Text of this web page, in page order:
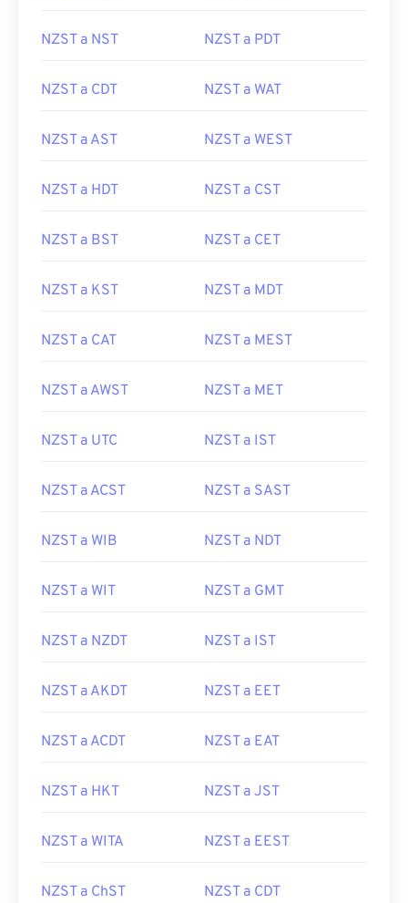
NZST a NST NZST a PDT
NZST a CDT NZST a WAT
NZST a AST NZST a WEST
NZST a HDT NZST a CST
NZST a BST NZST a CET
NZST a KST NZST a MDT
NZST a CAT NZST a MEST
NZST a AWST NZST a MET
NZST a UTC NZST a IST
NZST a ACST NZST a SAST
NZST a WIB NZST a NDT
NZST a WIT NZST a GMT
NZST a NZDT NZST a IST
NZST a AKDT NZST a EET
NZST a ACDT NZST a EAT
NZST a HKT NZST a JST
NZST a WITA NZST a EEST
NZST a ChST NZST a CDT